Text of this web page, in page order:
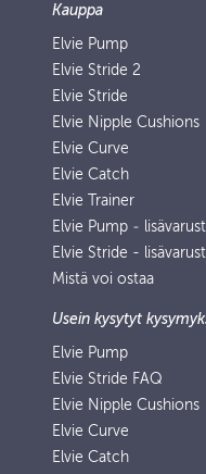
Kauppa
Elvie Pump
Elvie Stride 2
Elvie Stride
Elvie Nipple Cushions
Elvie Curve
Elvie Catch
Elvie Trainer
Elvie Pump ‑
Elvie Stride -
Mistä voi ostaa
Usein kysytyt
Elvie Pump
Elvie Stride FAQ
Elvie Nipple Cushions
Elvie Curve
Elvie Catch